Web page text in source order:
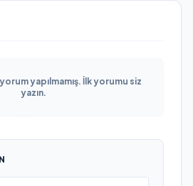
yapılmamış. İlk yorumu siz
yazın.